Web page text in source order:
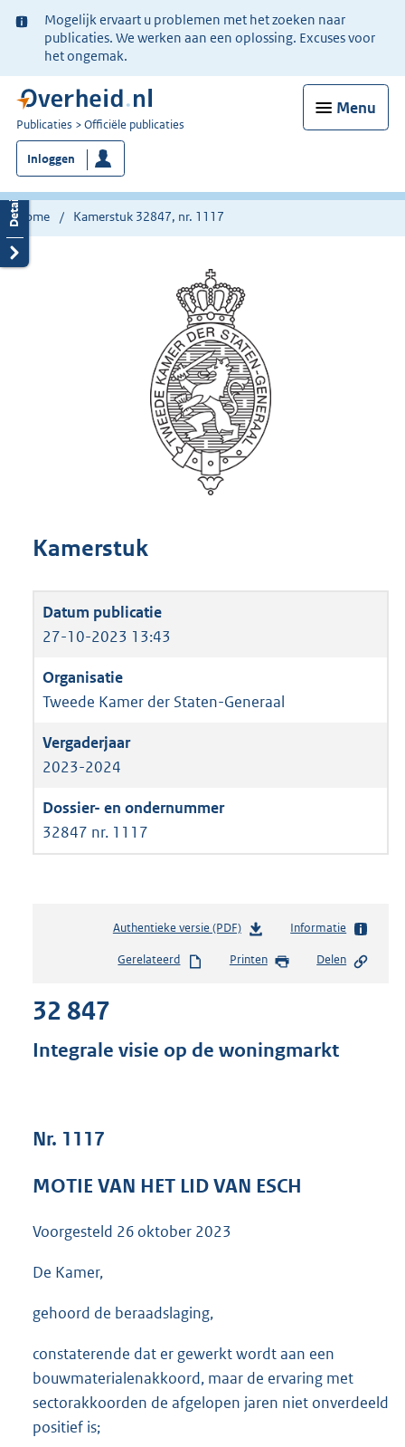
Ter
informatie:
Mogelijk ervaart u problemen met het zoeken naar
publicaties. We werken aan een oplossing. Excuses voor
het ongemak.
Menu
U
bent
nu
hier:
Publicaties Officiële publicaties
Inloggen
Home Kamerstuk 32847, nr. 1117
Kamerstuk
27-10-2023 13:43
Tweede Kamer der Staten-Generaal
2023-2024
32847 nr. 1117
Authentieke versie (PDF)b
s
s
e
Informatie
Gerelateerd Printen Delen
32 847
Integrale visie op de woningmarkt
Nr. 1117
MOTIE VAN HET LID VAN ESCH
Voorgesteld 26 oktober 2023
De Kamer,
gehoord de beraadslaging,
constaterende dat er gewerkt wordt aan een
bouwmaterialenakkoord, maar de ervaring met
sectorakkoorden de afgelopen jaren niet onverdeeld
positief is;